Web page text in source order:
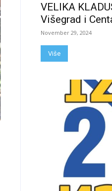
VELIKA
Višegrad i
November 29, 2024
Više